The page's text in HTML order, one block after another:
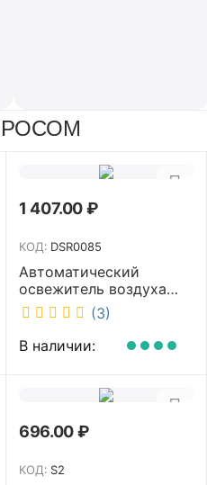
1 407.00₽
КОД: DSR0085
Автоматический
освежитель воздуха
DISCOVER белый
DSR0085
(3)
В наличии:
696.00₽
КОД: S2